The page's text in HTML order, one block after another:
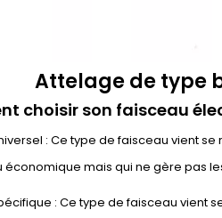
Attelage de type
choisir son faisceau
: Ce type de faisceau vient
économique mais qui ne gère pas
: Ce type de faisceau vient